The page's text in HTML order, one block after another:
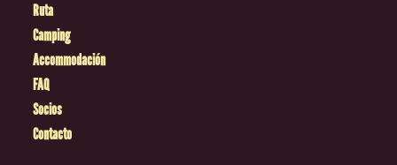
Ruta
Camping
Accommodación
FAQ
Socios
Contacto